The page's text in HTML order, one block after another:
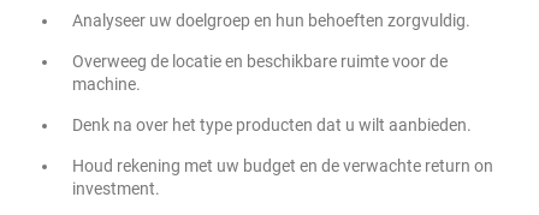
Analyseer uw doelgroep en hun behoeften zorgvuldig.
Overweeg de locatie en beschikbare ruimte voor de
machine.
Denk na over het type producten dat u wilt aanbieden.
Houd rekening met uw budget en de verwachte return on
investment.